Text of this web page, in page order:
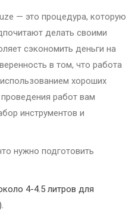
— это процедура, которую
делать своими
сэкономить деньги на
в том, что работа
хороших
работ вам
инструментов и
нужно подготовить
4-4.5 литров для